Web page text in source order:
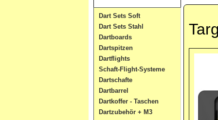
Dart Sets Soft
Dart Sets Stahl
Dartboards
Dartspitzen
Dartflights
Schaft-Flight-Systeme
Dartschafte
Dartbarrel
Dartkoffer - Taschen
Dartzubehör + M3